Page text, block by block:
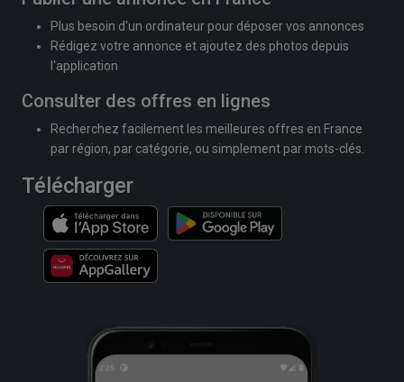
Plus besoin d'un ordinateur pour déposer vos annonces
Rédigez votre annonce et ajoutez des photos depuis
l'application
Consulter des offres en lignes
Recherchez facilement les meilleures offres en France
par région, par catégorie, ou simplement par mots-clés.
Télécharger